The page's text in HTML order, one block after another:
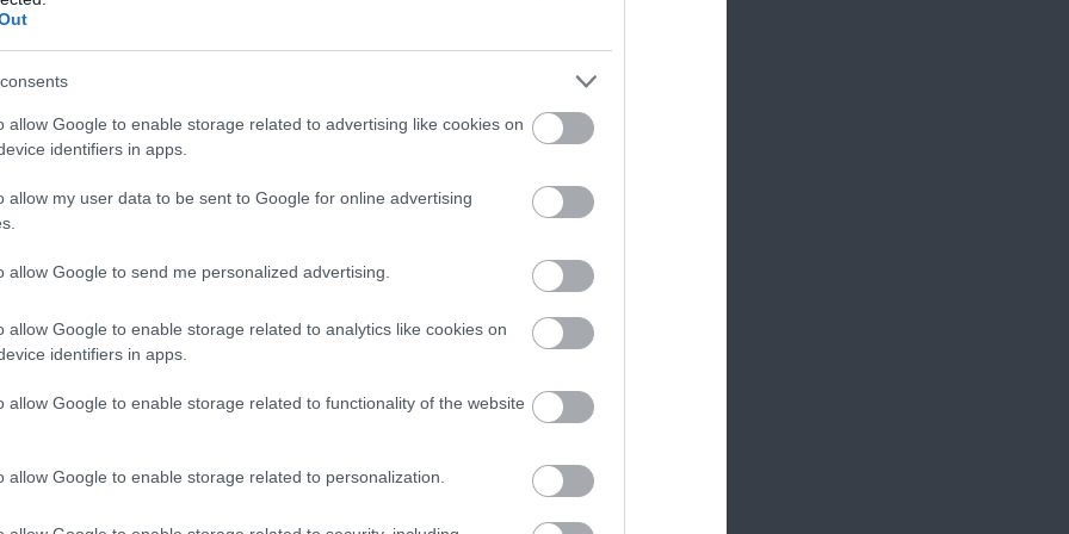
allow Google to enable storage related to advertising like cookies on
identifiers in apps.
allow my user data to be sent to Google for online advertising
allow Google to send me personalized advertising.
allow Google to enable storage related to analytics like cookies on
identifiers in apps.
allow Google to enable storage related to functionality of the website
allow Google to enable storage related to personalization.
figyelmének középpontjába. A hosszú lábak szimmetriája és
Ezen túlmenően, a lábak hossza és formája szexuális vonzerővel
sarkú cipők viselése során.
jele. Az egészséges bőr és haj ösztönösen vonzó a férfiak
A fényes, dús haj szintén a fiatal kor és az egészség jelképe,